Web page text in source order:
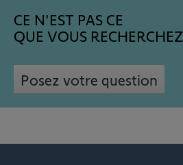
CE N'EST PAS CE
QUE VOUS RECHERCHEZ
Posez votre question